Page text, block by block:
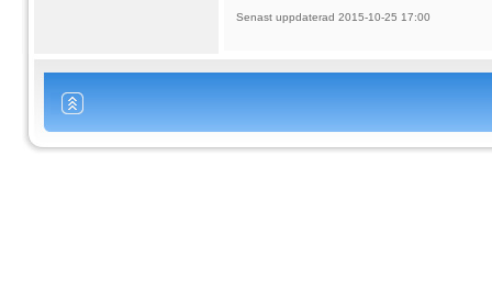
Senast uppdaterad 2015-10-25 17:00